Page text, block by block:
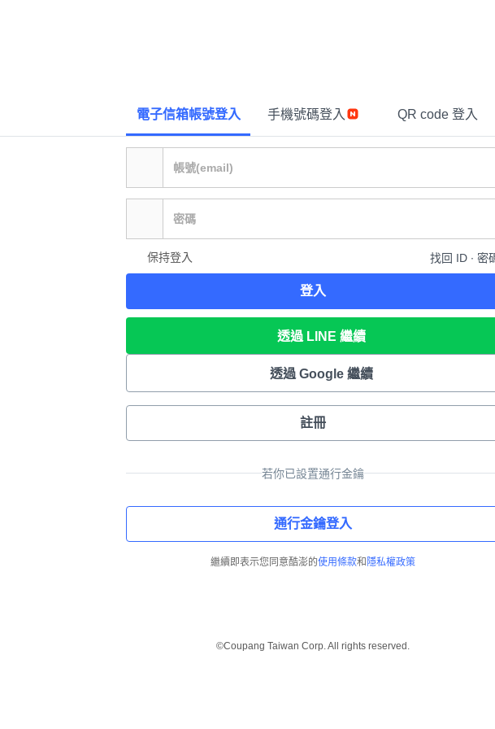
電子信箱帳號登入 手機號碼登入 QR code 登入
保持登入 找回 ID ∙ 密
登入
透過 LINE 繼續
透過 Google 繼續
註冊
若你已設置通行金鑰
通行金鑰登入
繼續即表示您同意酷澎的使用條款和 隱私權政策
©Coupang Taiwan Corp. All rights reserved.